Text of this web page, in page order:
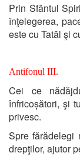
Prin Sfântul
înţelegerea,
este cu Tatăl şi
Antifonul III.
Cei ce
înfricoșători, şi
privesc.
Spre
drepţilor, ajutor